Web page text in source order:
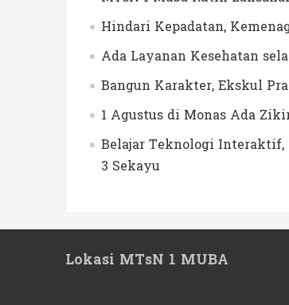
Hindari Kepadatan,
Ada Layanan Kesehatan
Bangun Karakter, Ekskul
1 Agustus di Monas Ada
Belajar Teknologi Interaktif,
3 Sekayu
Lokasi MTsN 1 MUBA